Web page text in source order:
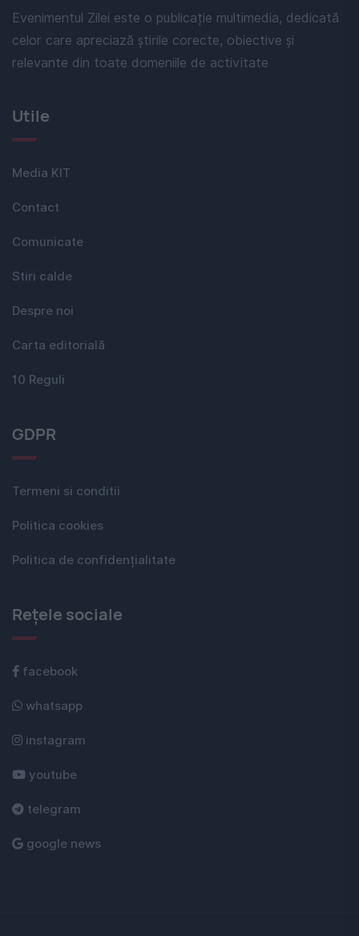
Evenimentul Zilei este o publicație multimedia, dedicată
celor care apreciază știrile corecte, obiective și
relevante din toate domeniile de activitate
Utile
Media KIT
Contact
Comunicate
Stiri calde
Despre noi
Carta editorială
10 Reguli
GDPR
Termeni si conditii
Politica cookies
Politica de confidențialitate
Rețele sociale
facebook
whatsapp
instagram
youtube
telegram
google news